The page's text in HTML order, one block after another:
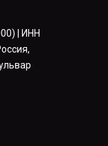
| ИНН